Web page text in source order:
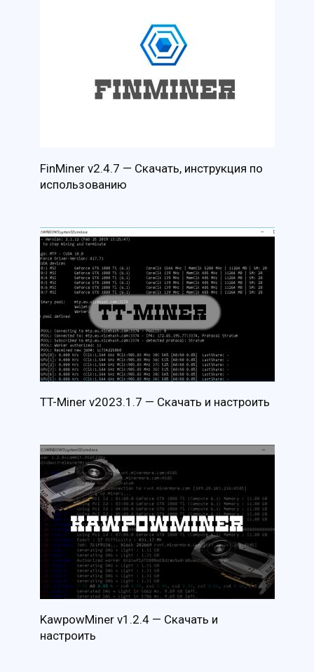
FinMiner v2.4.7 — Скачать, инструкция по
использованию
TT-Miner v2023.1.7 — Скачать и настроить
KawpowMiner v1.2.4 — Скачать и
настроить